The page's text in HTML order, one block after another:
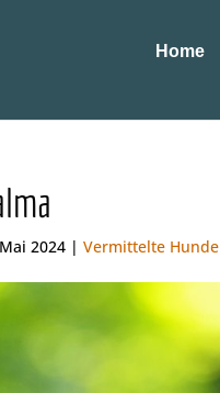
Home
2024 |Vermittelte Hunde